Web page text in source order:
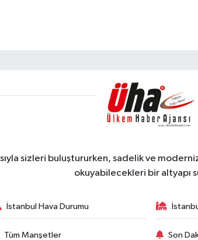
sizleri buluştururken, sadelik ve
okuyabilecekleri bir altyapı
İstanbul Hava Durumu
Tüm Manşetler Son